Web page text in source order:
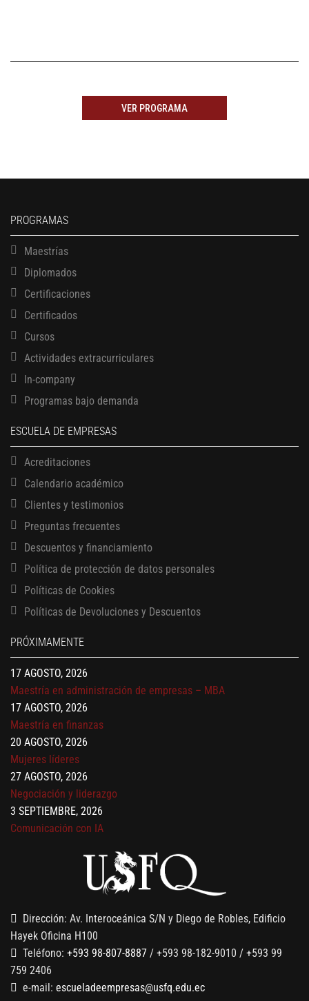
VER PROGRAMA
PROGRAMAS
Maestrías
Diplomados
Certificaciones
Certificados
Cursos
Actividades extracurriculares
In-company
Programas bajo demanda
ESCUELA DE EMPRESAS
Acreditaciones
Calendario académico
Clientes y testimonios
Preguntas frecuentes
Descuentos y financiamiento
Política de protección de datos personales
Políticas de Cookies
Políticas de Devoluciones y Descuentos
PRÓXIMAMENTE
13 AGOSTO, 2026
17 AGOSTO, 2026
Gerencia de empresas familiares
17 AGOSTO, 2026
Maestría en administración de empresas – MBA
17 AGOSTO, 2026
Maestría en finanzas
20 AGOSTO, 2026
Mujeres líderes
27 AGOSTO, 2026
Negociación y liderazgo
3 SEPTIEMBRE, 2026
Comunicación con IA
13 AGOSTO, 2026
Finanzas para no financieros
Dirección: Av. Interoceánica S/N y Diego de Robles, Edificio
Hayek Oficina H100
Teléfono: +593 98-807-8887 / +593 98-182-9010 / +593 99
759 2406
e-mail: escueladeempresas@usfq.edu.ec